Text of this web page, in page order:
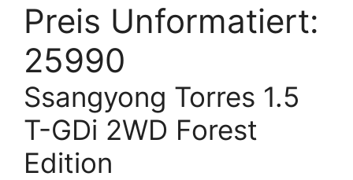
Preis Unformatiert:
25990
Ssangyong Torres 1.5
T-GDi 2WD Forest
Edition